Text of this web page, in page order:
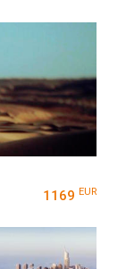
1169 EUR